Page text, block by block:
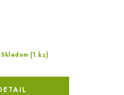
Skladom (1 ks)